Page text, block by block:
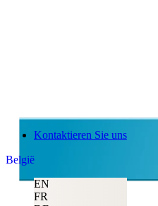
Kontaktieren Sie uns
België
EN
FR